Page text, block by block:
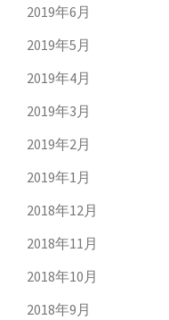
2019年6月
2019年5月
2019年4月
2019年3月
2019年2月
2019年1月
2018年12月
2018年11月
2018年10月
2018年9月